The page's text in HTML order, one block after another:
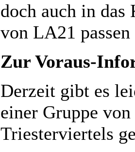
doch auch in das
von LA21
Zur Voraus-
Derzeit gibt es
einer Gruppe
Triesterviertels